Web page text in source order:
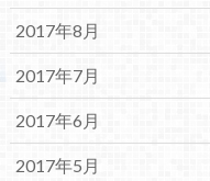
2017年8月
2017年7月
2017年6月
2017年5月